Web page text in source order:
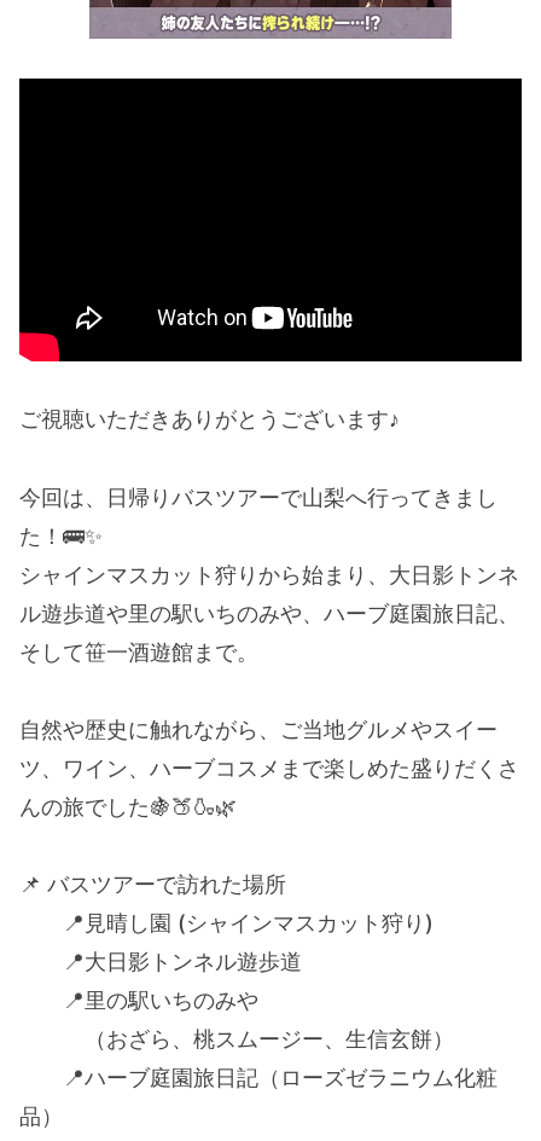
ご視聴いただきありがとうございます♪
今回は、日帰りバスツアーで山梨へ行ってきまし
た！🚌✨
シャインマスカット狩りから始まり、大日影トンネ
ル遊歩道や里の駅いちのみや、ハーブ庭園旅日記、
そして笹一酒遊館まで。
自然や歴史に触れながら、ご当地グルメやスイー
ツ、ワイン、ハーブコスメまで楽しめた盛りだくさ
んの旅でした🍇🍑🍶🌿
📌 バスツアーで訪れた場所
📍見晴し園 (シャインマスカット狩り)
📍大日影トンネル遊歩道
📍里の駅いちのみや
（おざら、桃スムージー、生信玄餅）
📍ハーブ庭園旅日記（ローズゼラニウム化粧
品）